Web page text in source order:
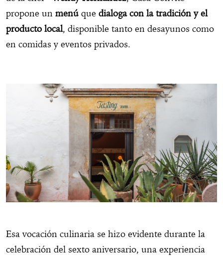
propone un menú que dialoga con la tradición y el
producto local, disponible tanto en desayunos como
en comidas y eventos privados.
Esa vocación culinaria se hizo evidente durante la
celebración del sexto aniversario, una experiencia